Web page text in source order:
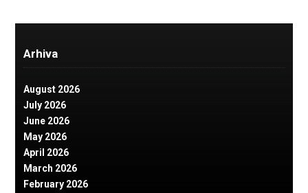
Arhiva
August 2026
July 2026
June 2026
May 2026
April 2026
March 2026
February 2026